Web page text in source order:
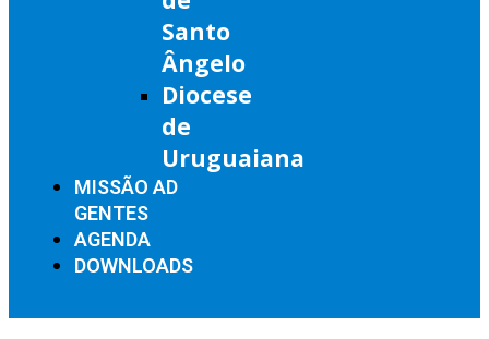
Santo
Ângelo
Diocese
de
Uruguaiana
MISSÃO AD
GENTES
AGENDA
DOWNLOADS